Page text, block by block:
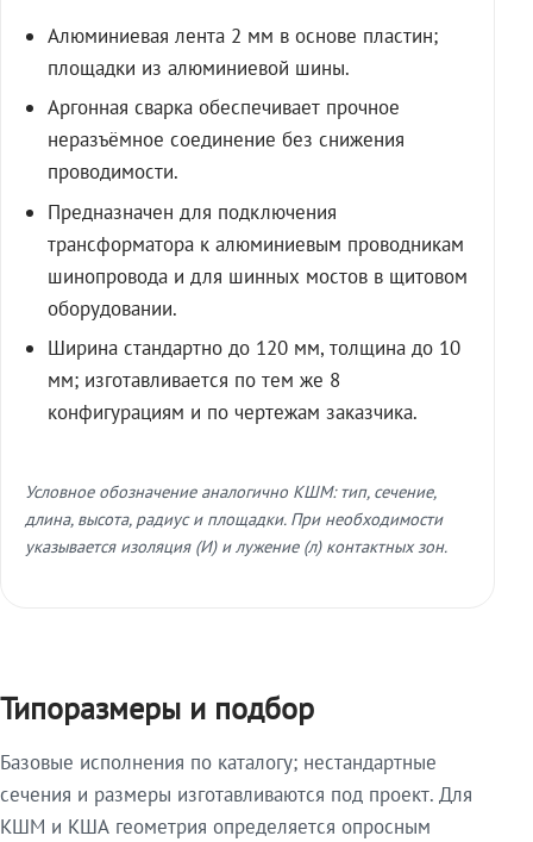
Алюминиевая лента 2 мм в основе пластин;
площадки из алюминиевой шины.
Аргонная сварка обеспечивает прочное
неразъёмное соединение без снижения
проводимости.
Предназначен для подключения
трансформатора к алюминиевым проводникам
шинопровода и для шинных мостов в щитовом
оборудовании.
Ширина стандартно до 120 мм, толщина до 10
мм; изготавливается по тем же 8
конфигурациям и по чертежам заказчика.
Условное обозначение аналогично КШМ: тип, сечение,
длина, высота, радиус и площадки. При необходимости
указывается изоляция (И) и лужение (л) контактных зон.
Типоразмеры и подбор
Базовые исполнения по каталогу; нестандартные
сечения и размеры изготавливаются под проект. Для
КШМ и КША геометрия определяется опросным